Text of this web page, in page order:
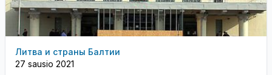
Литва и страны Балтии
27 sausio 2021